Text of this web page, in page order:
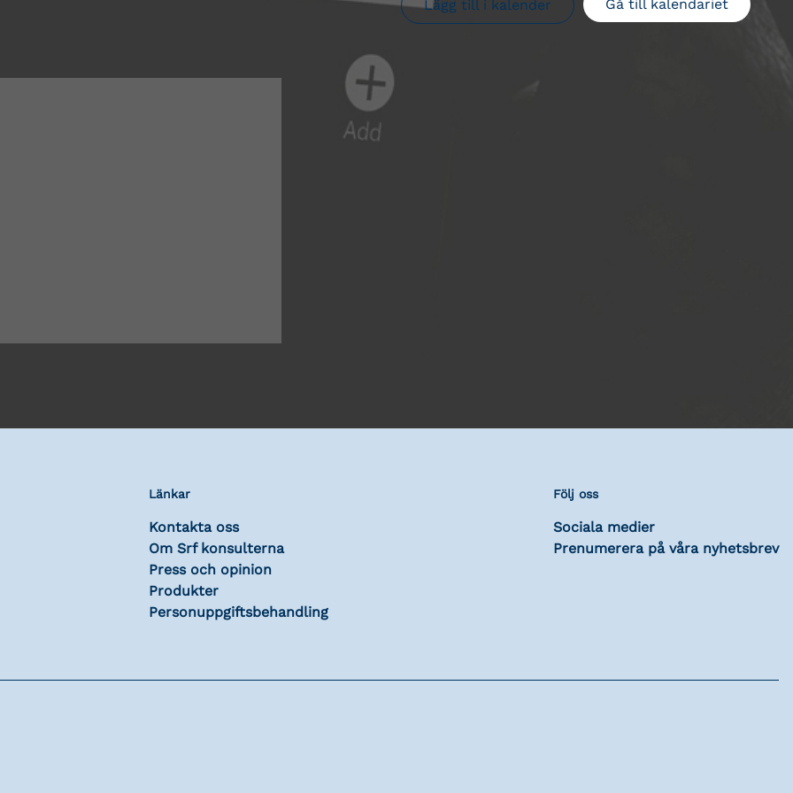
Gå till kalendariet
Lägg till i kalender
Länkar
Kontakta oss
Om Srf konsulterna
Press och opinion
Produkter
Personuppgiftsbehandling
Följ oss
Sociala medier
Prenumerera på våra nyhetsbrev